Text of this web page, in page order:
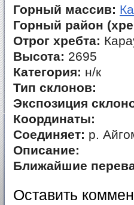
Горный массив:
Горный район
Отрог хребта:
Высота: 2695
Категория: н/к
Тип склонов:
Экспозиция
Координаты:
Соединяет: р.
Описание:
Ближайшие
Оставить